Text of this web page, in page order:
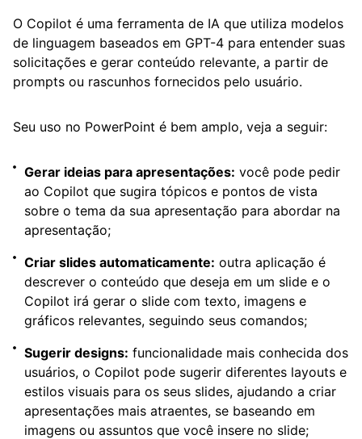
O Copilot é uma ferramenta de IA que utiliza modelos
de linguagem baseados em GPT-4 para entender suas
solicitações e gerar conteúdo relevante, a partir de
prompts ou rascunhos fornecidos pelo usuário.
Seu uso no PowerPoint é bem amplo, veja a seguir:
Gerar ideias para apresentações: você pode pedir
ao Copilot que sugira tópicos e pontos de vista
sobre o tema da sua apresentação para abordar na
apresentação;
Criar slides automaticamente: outra aplicação é
descrever o conteúdo que deseja em um slide e o
Copilot irá gerar o slide com texto, imagens e
gráficos relevantes, seguindo seus comandos;
Sugerir designs: funcionalidade mais conhecida dos
usuários, o Copilot pode sugerir diferentes layouts e
estilos visuais para os seus slides, ajudando a criar
apresentações mais atraentes, se baseando em
imagens ou assuntos que você insere no slide;